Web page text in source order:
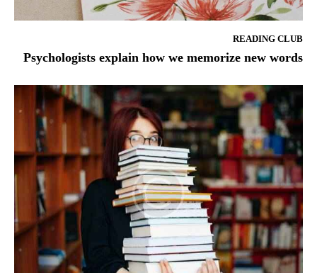
READING CLUB
Psychologists explain how we memorize new words